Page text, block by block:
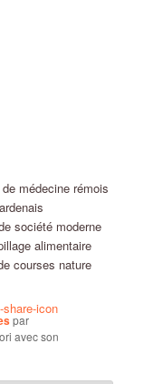
médecine rémois
société moderne
alimentaire
courses nature
par
avec son